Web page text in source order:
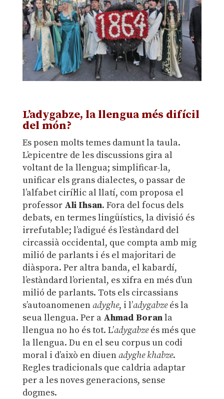
L’adygabze, la llengua més difícil
del món?
Es posen molts temes damunt la taula.
L’epicentre de les discussions gira al
voltant de la llengua; simplificar-la,
unificar els grans dialectes, o passar de
l’alfabet ciríl·lic al llatí, com proposa el
professor Ali Ihsan. Fora del focus dels
debats, en termes lingüístics, la divisió és
irrefutable; l’adigué és l’estàndard del
circassià occidental, que compta amb mig
milió de parlants i és el majoritari de
diàspora. Per altra banda, el kabardí,
l’estàndard l’oriental, es xifra en més d’un
milió de parlants. Tots els circassians
s’autoanomenenadyghe, i l’adygabzeés la
seua llengua. Per a Ahmad Boranla
llengua no ho és tot. L’adygabzeés més que
la llengua. Du en el seu corpus un codi
moral i d’això en diuenadyghe khabze.
Regles tradicionals que caldria adaptar
per a les noves generacions, sense
dogmes.